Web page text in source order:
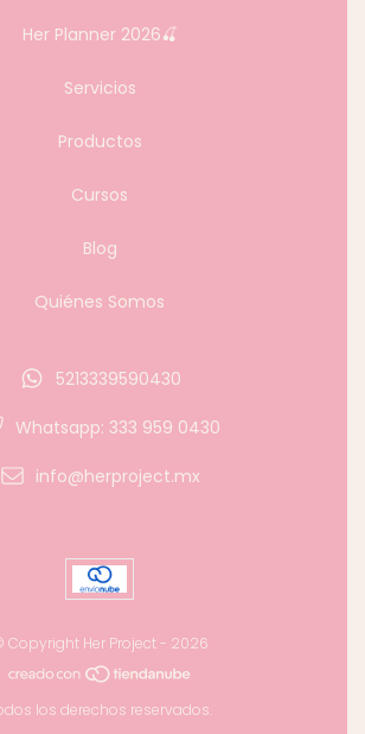
Her Planner 2026🍒
Servicios
Productos
Cursos
Blog
Quiénes Somos
5213339590430
Whatsapp: 333 959 0430
info@herproject.mx
Copyright Her Project - 2026
los derechos reservados.